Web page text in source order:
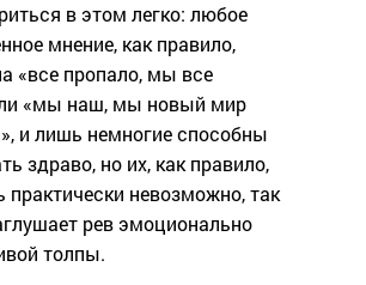
в этом легко: любое
мнение, как правило,
«все пропало, мы все
«мы наш, мы новый мир
и лишь немногие способны
здраво, но их, как правило,
невозможно, так
рев эмоционально
толпы.